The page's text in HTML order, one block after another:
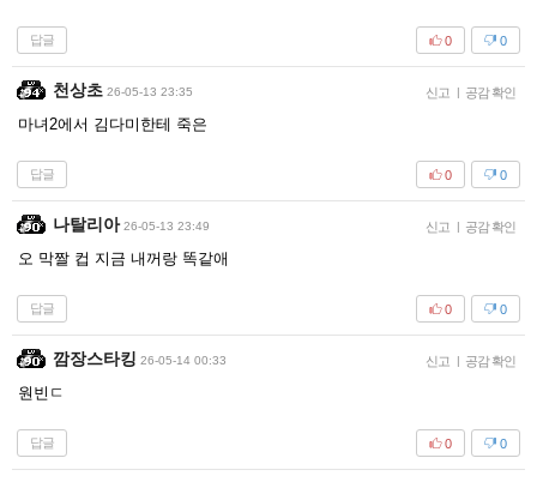
답글 0
0
천상초 26-05-13 23:35 신고 | 공감 확인
마녀2에서 김다미한테 죽은
답글 0
0
나탈리아 26-05-13 23:49 신고 | 공감 확인
오 막짤 컵 지금 내꺼랑 똑같애
답글 0
0
깜장스타킹 26-05-14 00:33 신고 | 공감 확인
원빈ㄷ
답글 0
0